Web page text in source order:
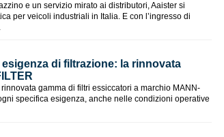
e un servizio mirato ai distributori, Aaister si
per veicoli industriali in Italia. E con l’ingresso di
di filtrazione: la rinnovata
gamma di filtri essiccatori a marchio MANN-
specifica esigenza, anche nelle condizioni operative